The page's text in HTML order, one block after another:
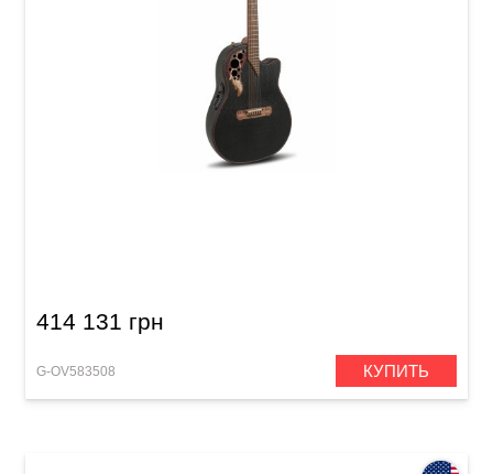
414 131 грн
G-OV583508 КУПИТЬ